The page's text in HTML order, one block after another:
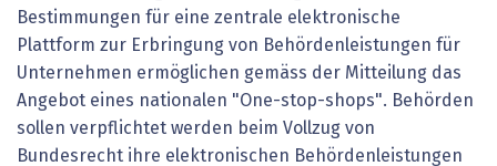
Bestimmungen für eine zentrale elektronische
Plattform zur Erbringung von Behördenleistungen für
Unternehmen ermöglichen gemäss der Mitteilung das
Angebot eines nationalen "One-stop-shops". Behörden
sollen verpflichtet werden beim Vollzug von
Bundesrecht ihre elektronischen Behördenleistungen